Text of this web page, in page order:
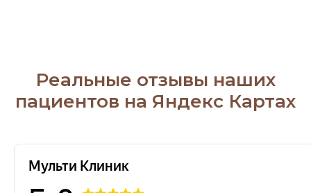
Реальные отзывы наших
пациентов на Яндекс Картах